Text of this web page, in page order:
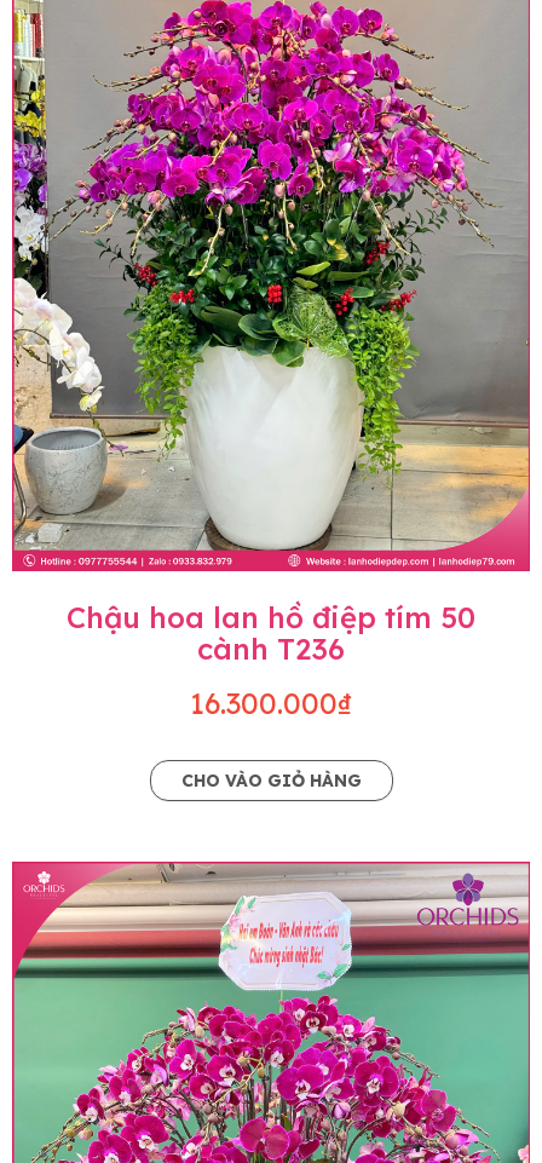
Chậu hoa lan hồ điệp tím 50
cành T236
16.300.000₫
CHO VÀO GIỎ HÀNG